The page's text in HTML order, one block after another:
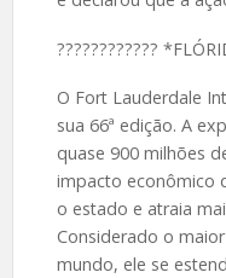
????️????????
O Fort Lauderdale
sua 66ª edição. A
quase 900 milhões
impacto econômico
o estado e atraia
Considerado o
mundo, ele se